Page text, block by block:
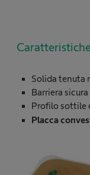
Solida tenuta
Barriera
Profilo sottile
Placca